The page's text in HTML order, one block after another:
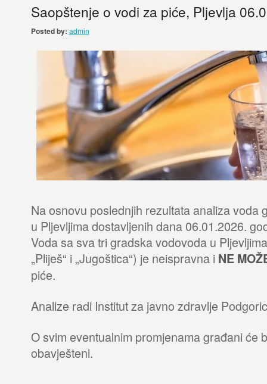
Saopštenje o vodi za piće, Pljevlja
Posted by: admin
Na osnovu poslednjih rezultata analiza voda
u Pljevljima dostavljenih dana 06.01.2026.
Voda sa sva tri gradska vodovoda u
„Pliješ“ i „Jugoštica“) je neispravna iNE
piće.
Analize radi Institut za javno zdravlje
O svim eventualnim promjenama građani će
obavješteni.